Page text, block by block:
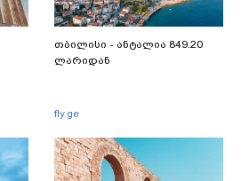
თბილისი - ანტალია 849.20
ლარიდან
fly.ge